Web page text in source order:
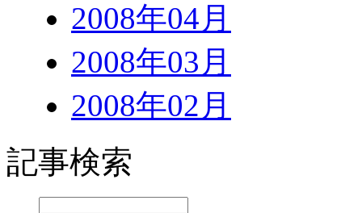
2008年04月
2008年03月
2008年02月
記事検索